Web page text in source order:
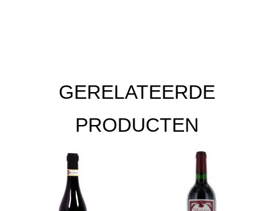
GERELATEERDE
PRODUCTEN